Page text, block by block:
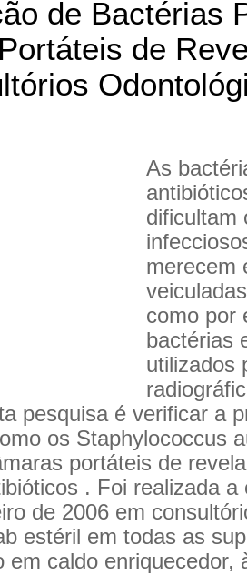
de Bactérias
de
As
dificultam
merecem
como por
bactérias
utilizados
pesquisa é verificar a
os Staphylococcus
portáteis de
. Foi realizada
de 2006 em
estéril em todas as
em caldo enriquecedor,